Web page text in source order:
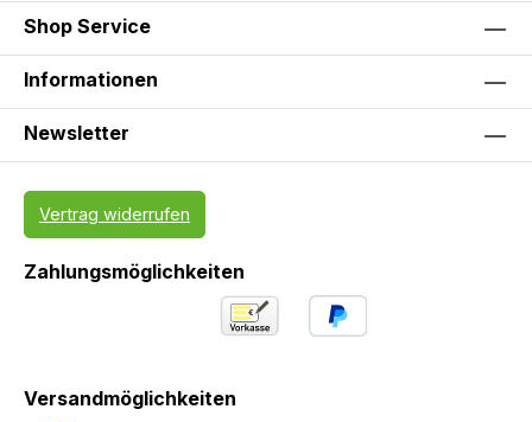
Shop Service
Informationen
Newsletter
Vertrag widerrufen
Zahlungsmöglichkeiten
Versandmöglichkeiten